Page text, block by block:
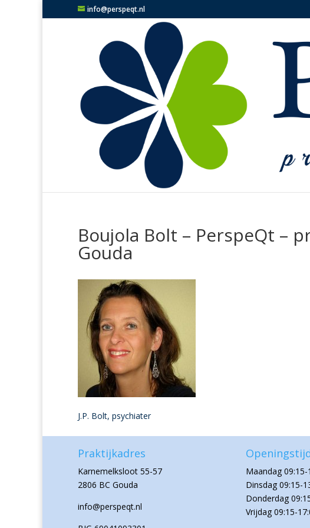
info@perspeqt.nl
Boujola Bolt – PerspeQt –
Gouda
J.P. Bolt, psychiater
Praktijkadres
Karnemelksloot 55-57
2806 BC Gouda
info@perspeqt.nl
Maandag 09:15-
Dinsdag 09:15-
Donderdag
Vrijdag 09:15-